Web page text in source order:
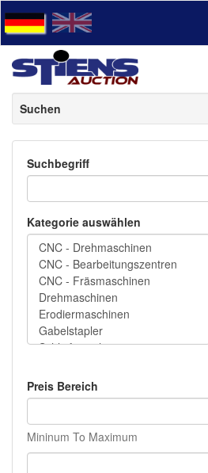
Suchen
Suchbegriff
Kategorie auswählen
Preis Bereich
Mininum To Maximum